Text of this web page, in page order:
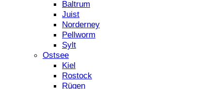
Baltrum
Juist
Norderney
Pellworm
Sylt
Ostsee
Kiel
Rostock
Rügen